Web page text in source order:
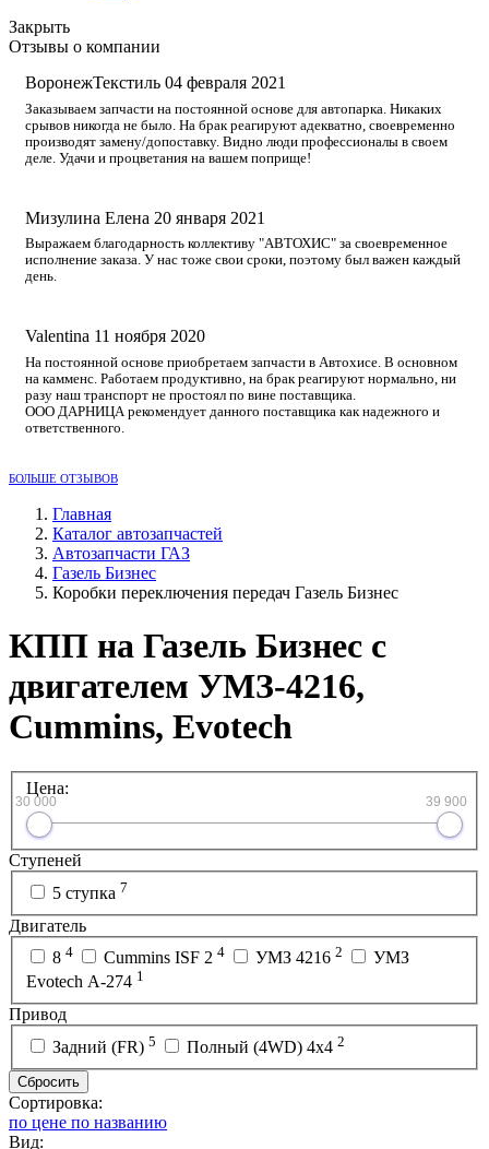
Закрыть
Отзывы о компании
ВоронежТекстиль 04 февраля 2021
Заказываем запчасти на постоянной основе для автопарка. Никаких
срывов никогда не было. На брак реагируют адекватно, своевременно
производят замену/допоставку. Видно люди профессионалы в своем
деле. Удачи и процветания на вашем поприще!
Мизулина Елена 20 января 2021
Выражаем благодарность коллективу "АВТОХИС" за своевременное
исполнение заказа. У нас тоже свои сроки, поэтому был важен каждый
день.
Valentina 11 ноября 2020
На постоянной основе приобретаем запчасти в Автохисе. В основном
на камменс. Работаем продуктивно, на брак реагируют нормально, ни
разу наш транспорт не простоял по вине поставщика.
ООО ДАРНИЦА рекомендует данного поставщика как надежного и
ответственного.
БОЛЬШЕ ОТЗЫВОВ
Главная
Каталог автозапчастей
Автозапчасти ГАЗ
Газель Бизнес
Коробки переключения передач Газель Бизнес
КПП на Газель Бизнес с
двигателем УМЗ-4216,
Cummins, Evotech
Цена:
30 000 39 900
Ступеней
5 ступка 7
Двигатель
8 4 Cummins ISF 2 4 УМЗ 4216 2
УМЗ
Evotech A-274 1
Привод
Задний (FR) 5 Полный (4WD) 4х4 2
Сбросить
Сортировка:
по цене по названию
Вид: